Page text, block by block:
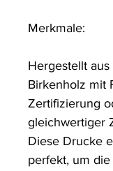
Merkmale:
Hergestellt
Birkenholz mit
Zertifizierung
gleichwertiger
Diese Drucke
perfekt, um